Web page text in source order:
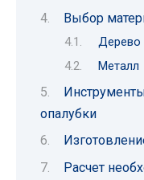
Выбор
Дерево
Металл
опалубки
Расчет